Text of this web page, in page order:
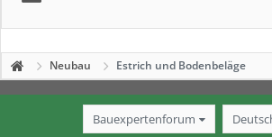
Neubau Estrich und Bodenbeläge
Bauexpertenforum